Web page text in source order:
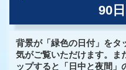
90
背景が「緑色の日付」をタ
気がご覧いただけます。ま
ップすると「日中と夜間」